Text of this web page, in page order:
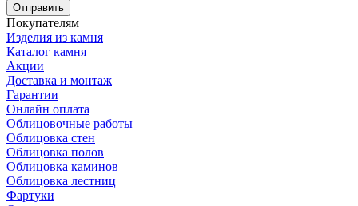
Отправить
Покупателям
Изделия из камня
Каталог камня
Акции
Доставка и монтаж
Гарантии
Онлайн оплата
Облицовочные работы
Облицовка стен
Облицовка полов
Облицовка каминов
Облицовка лестниц
Фартуки